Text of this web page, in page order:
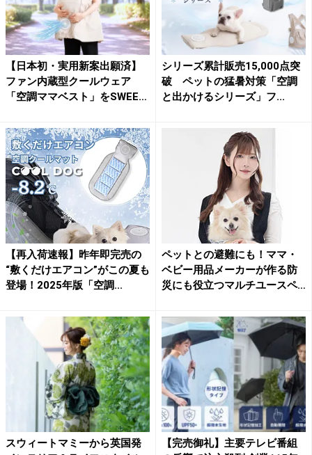
【日本初・実用新案出願済】
ファン内蔵型クールウェア
「空調ママベスト」をSWEE
シリーズ累計販売15,000点突
破 ペットの猛暑対策「空調
と出かけるシリーズ」フ...
【再入荷速報】昨年即完売の
“敷くだけエアコン”がこの夏も
登場！2025年版「空調...
ペットとの避難にも！ママ・
ベビー用品メーカーが作る防
災にも役立つマルチユースペ
スウィートマミーから英国発
【完売御礼】主要テレビ番組